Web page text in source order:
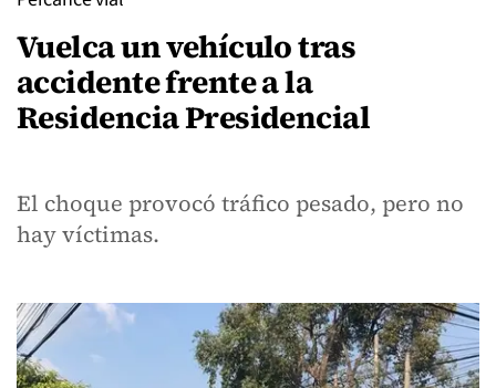
Vuelca un vehículo tras
accidente frente a la
Residencia Presidencial
El choque provocó tráfico pesado, pero no
hay víctimas.